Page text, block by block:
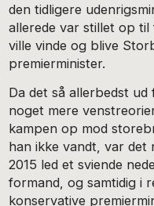
den tidligere
allerede var stillet op
ville vinde og blive
premierminister.
Da det så allerbedst
noget mere
kampen op mod
han ikke vandt, var
2015 led et sviende
formand, og samtidig i
konservative